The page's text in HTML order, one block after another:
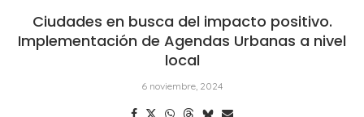
Ciudades en busca del impacto positivo.
Implementación de Agendas Urbanas a nivel
local
6 noviembre, 2024